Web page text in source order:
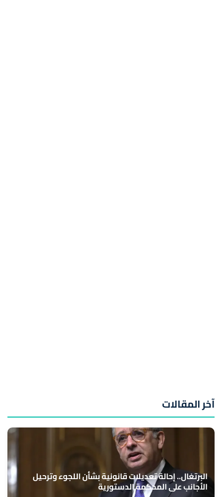
آخر المقالات
البرتغال.. إحالة تعديلات قانونية بشأن اللجوء وترحيل
الأجانب على المحكمة الدستورية